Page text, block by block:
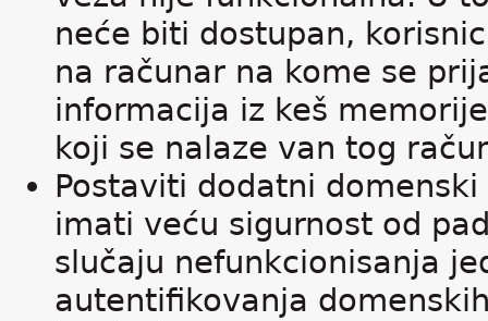
neće biti dostupan,
na računar na kome se
informacija iz keš
koji se nalaze van tog
Postaviti dodatni
imati veću sigurnost od
slučaju nefunkcionisanja
autentifikovanja